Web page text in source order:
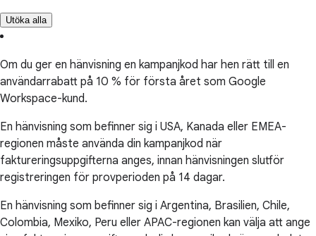
Utöka alla
Om du ger en hänvisning en kampanjkod har hen rätt till en
användarrabatt på 10 % för första året som Google
Workspace-kund.
En hänvisning som befinner sig i USA, Kanada eller EMEA-
regionen måste använda din kampanjkod när
faktureringsuppgifterna anges, innan hänvisningen slutför
registreringen för provperioden på 14 dagar.
En hänvisning som befinner sig i Argentina, Brasilien, Chile,
Colombia, Mexiko, Peru eller APAC-regionen kan välja att ange